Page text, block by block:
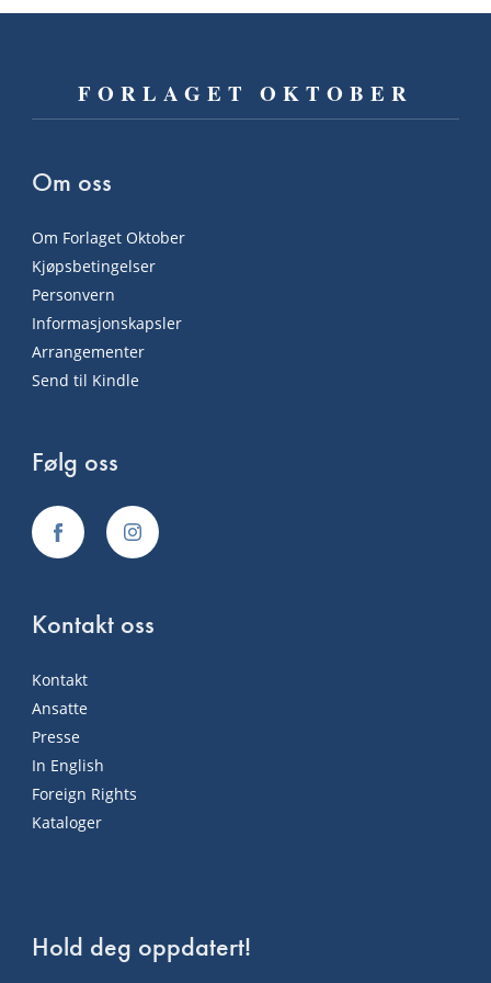
FORLAGET OKTOBER
Om oss
Om Forlaget Oktober
Kjøpsbetingelser
Personvern
Informasjonskapsler
Arrangementer
Send til Kindle
Følg oss
Kontakt oss
Kontakt
Ansatte
Presse
In English
Foreign Rights
Kataloger
Hold deg oppdatert!